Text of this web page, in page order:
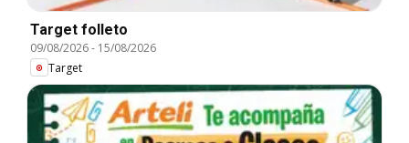
Target folleto
09/08/2026- 15/08/2026
Target